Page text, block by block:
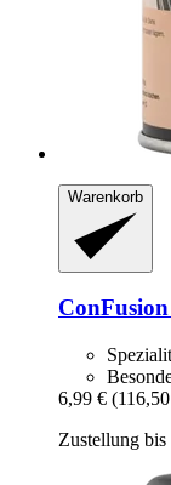
Warenkorb
ConFusion
6,99 €
Zustellung